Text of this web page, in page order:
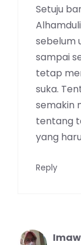
Setuju
sebelum
sampai
tetap
suka.
semakin
tentang
yang
Reply